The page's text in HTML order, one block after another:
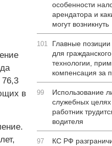
в
особенности
арендатора и
могут возникнуть
101
Главные
для
технологии,
компенсация за
99
Использование
служебных целях
работник
водителя
97
КС РФ